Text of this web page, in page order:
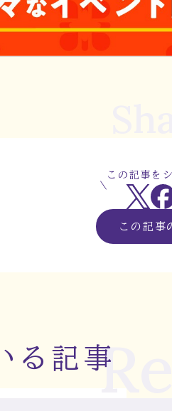
この記事を
この記事
る記事